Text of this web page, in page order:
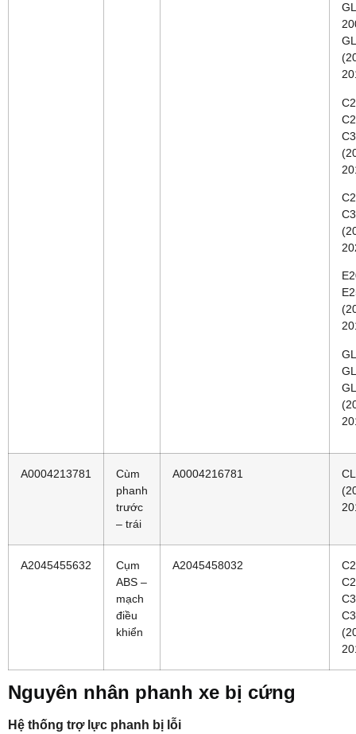
A0004213781
Cùm
phanh
trước
– trái
A0004216781
A2045455632
Cụm
ABS –
mạch
điều
khiển
A2045458032
Nguyên nhân phanh xe bị cứng
Hệ thống trợ lực phanh bị lỗi